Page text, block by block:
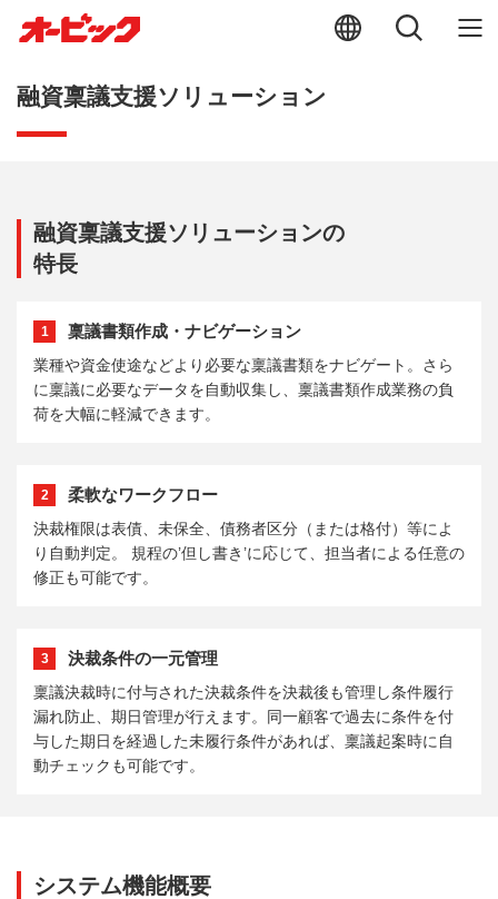
融資稟議支援ソリューション
融資稟議支援ソリューションの
特長
1 稟議書類作成・ナビゲーション
業種や資金使途などより必要な稟議書類をナビゲート。さら
に稟議に必要なデータを自動収集し、稟議書類作成業務の負
荷を大幅に軽減できます。
2 柔軟なワークフロー
決裁権限は表債、未保全、債務者区分（または格付）等によ
り自動判定。 規程の’但し書き’に応じて、担当者による任意の
修正も可能です。
3 決裁条件の一元管理
稟議決裁時に付与された決裁条件を決裁後も管理し条件履行
漏れ防止、期日管理が行えます。同一顧客で過去に条件を付
与した期日を経過した未履行条件があれば、稟議起案時に自
動チェックも可能です。
システム機能概要